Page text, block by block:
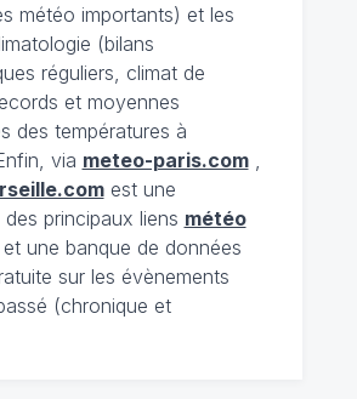
météo importants) et les
(bilans
réguliers, climat de
et moyennes
des températures à
via meteo-paris.com,
est une
principaux liens météo
une banque de données
sur les évènements
(chronique et